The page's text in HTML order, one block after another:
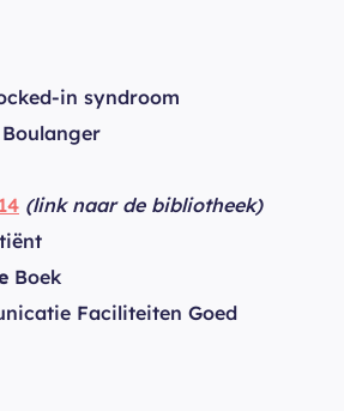
in syndroom
(link naar de bibliotheek)
Boek
Faciliteiten Goed